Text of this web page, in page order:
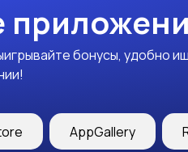
бонусы, удобно
AppGallery